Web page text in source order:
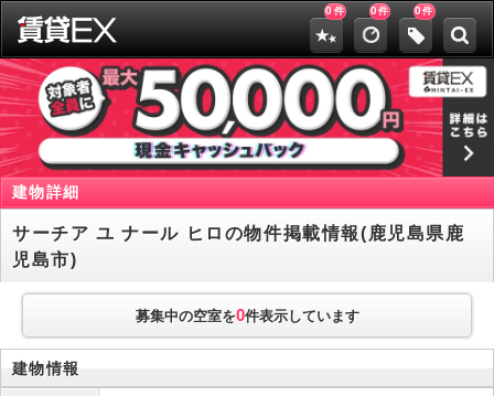
0 件 0件 0件
建物詳細
サーチア ユ ナール ヒロの物件掲載情報(鹿児島県鹿
児島市)
募集中の空室を0件表示しています
建物情報